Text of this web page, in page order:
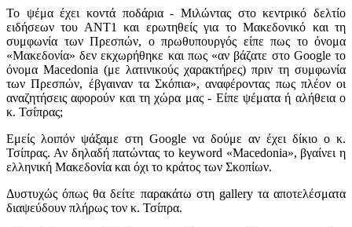
Το ψέμα έχει κοντά ποδάρια - Μιλώντας στο κεντρικό δελτίο
ειδήσεων του ΑΝΤ1 και ερωτηθείς για το Μακεδονικό και τη
συμφωνία των Πρεσπών, ο πρωθυπουργός είπε πως το όνομα
«Μακεδονία» δεν εκχωρήθηκε και πως «αν βάζατε στο Google το
όνομα Macedonia (με λατινικούς χαρακτήρες) πριν τη συμφωνία
των Πρεσπών, έβγαιναν τα Σκόπια», αναφέροντας πως πλέον οι
αναζητήσεις αφορούν και τη χώρα μας - Είπε ψέματα ή αλήθεια ο
κ. Τσίπρας;
Εμείς λοιπόν ψάξαμε στη Google να δούμε αν έχει δίκιο ο κ.
Τσίπρας. Αν δηλαδή πατώντας το keyword «Macedonia», βγαίνει η
ελληνική Μακεδονία και όχι το κράτος των Σκοπίων.
Δυστυχώς όπως θα δείτε παρακάτω στη gallery τα αποτελέσματα
διαψεύδουν πλήρως τον κ. Τσίπρα.